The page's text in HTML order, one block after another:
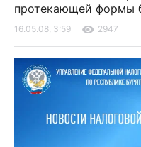
протекающей формы
16.05.08, 3:59 2947